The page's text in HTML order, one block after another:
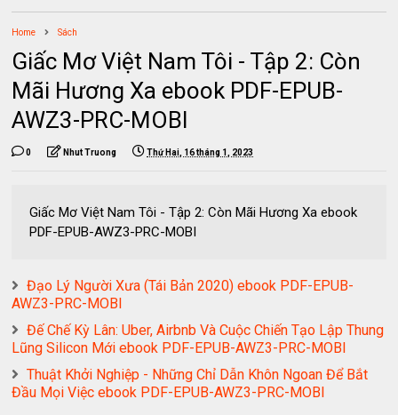
Home Sách
Giấc Mơ Việt Nam Tôi - Tập 2: Còn
Mãi Hương Xa ebook PDF-EPUB-
AWZ3-PRC-MOBI
0 Nhut Truong Thứ Hai, 16 tháng 1, 2023
Giấc Mơ Việt Nam Tôi - Tập 2: Còn Mãi Hương Xa ebook
PDF-EPUB-AWZ3-PRC-MOBI
Đạo Lý Người Xưa (Tái Bản 2020) ebook PDF-EPUB-
AWZ3-PRC-MOBI
Đế Chế Kỳ Lân: Uber, Airbnb Và Cuộc Chiến Tạo Lập Thung
Lũng Silicon Mới ebook PDF-EPUB-AWZ3-PRC-MOBI
Thuật Khởi Nghiệp - Những Chỉ Dẫn Khôn Ngoan Để Bắt
Đầu Mọi Việc ebook PDF-EPUB-AWZ3-PRC-MOBI